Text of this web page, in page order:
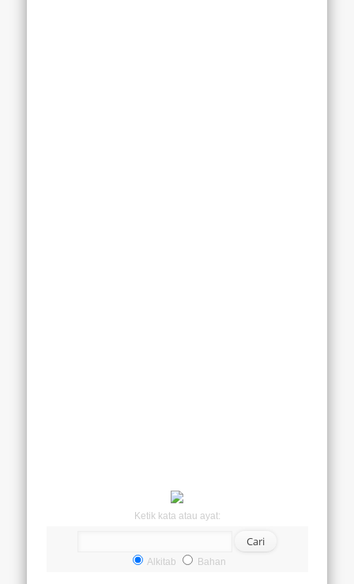
Ketik kata atau ayat:
Alkitab Bahan